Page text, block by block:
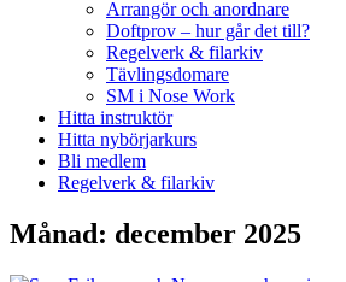
Arrangör och anordnare
Doftprov – hur går det till?
Regelverk & filarkiv
Tävlingsdomare
SM i Nose Work
Hitta instruktör
Hitta nybörjarkurs
Bli medlem
Regelverk & filarkiv
Månad: december 2025